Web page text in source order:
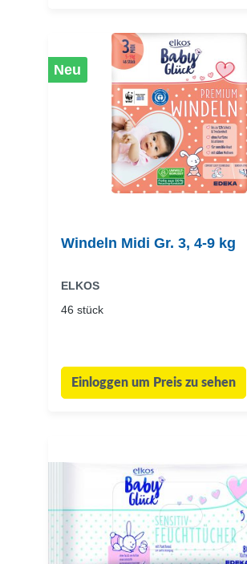
Neu
Windeln Midi Gr. 3, 4-9 kg
ELKOS
46 stück
Einloggen um Preis zu sehen